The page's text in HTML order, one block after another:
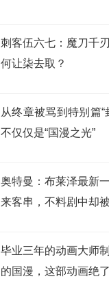
刺客伍六七：魔刀千
何让柒去取？
从终章被骂到特别篇
不仅仅是“国漫之光”
奥特曼：布莱泽最新
来客串，不料剧中却
毕业三年的动画大师
的国漫，这部动画绝了